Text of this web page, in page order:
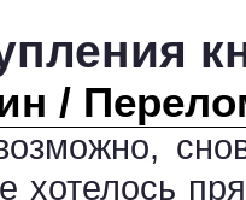
/
хотелось